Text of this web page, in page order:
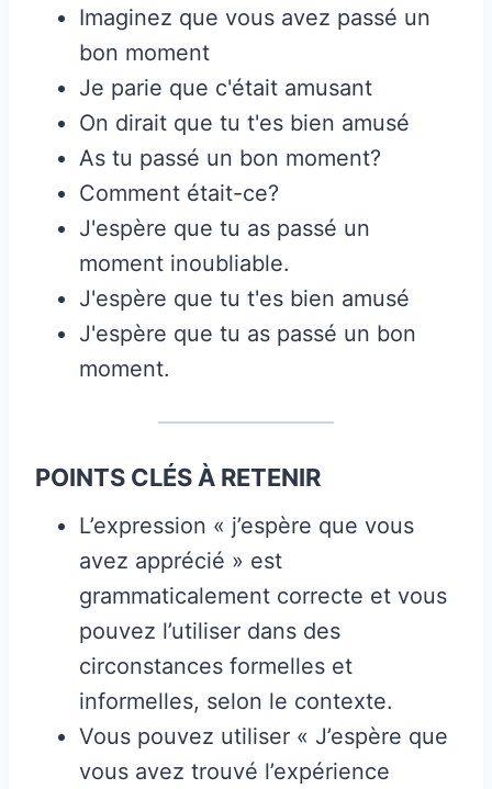
Imaginez que vous avez passé un
bon moment
Je parie que c'était amusant
On dirait que tu t'es bien amusé
As tu passé un bon moment?
Comment était-ce?
J'espère que tu as passé un
moment inoubliable.
J'espère que tu t'es bien amusé
J'espère que tu as passé un bon
moment.
POINTS CLÉS À RETENIR
L’expression « j’espère que vous
avez apprécié » est
grammaticalement correcte et vous
pouvez l’utiliser dans des
circonstances formelles et
informelles, selon le contexte.
Vous pouvez utiliser « J’espère que
vous avez trouvé l’expérience